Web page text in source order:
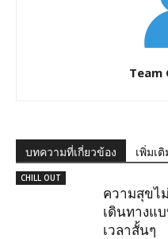
Team
บทความที่เกี่ยวข้อง เพิ่มเ
CHILL OUT
ความสุขไ
เดินทางแ
เวลาสั้นๆ